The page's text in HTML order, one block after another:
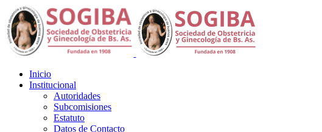
Inicio
Institucional
Autoridades
Subcomisiones
Estatuto
Datos de Contacto